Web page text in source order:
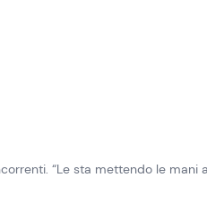
“Le sta mettendo le mani